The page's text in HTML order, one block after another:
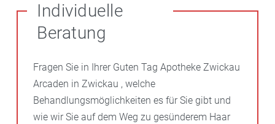
Individuelle
Beratung
Fragen Sie in Ihrer Guten Tag Apotheke Zwickau
Arcaden in Zwickau , welche
Behandlungsmöglichkeiten es für Sie gibt und
wie wir Sie auf dem Weg zu gesünderem Haar